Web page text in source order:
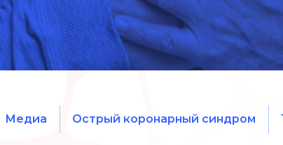
Медиа Острый коронарный синдром